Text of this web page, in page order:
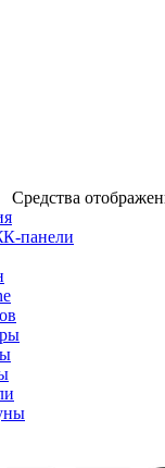
Средства
панели